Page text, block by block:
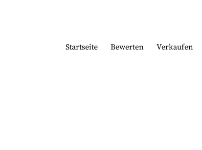
Startseite Bewerten Verkaufen